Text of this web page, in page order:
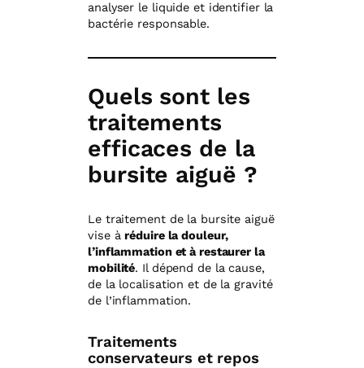
analyser le liquide et identifier la
bactérie responsable.
Quels sont les
traitements
efficaces de la
bursite aiguë ?
Le traitement de la bursite aiguë
vise àréduire la douleur,
l’inflammation et à restaurer la
mobilité. Il dépend de la cause,
de la localisation et de la gravité
de l’inflammation.
Traitements
conservateurs et repos